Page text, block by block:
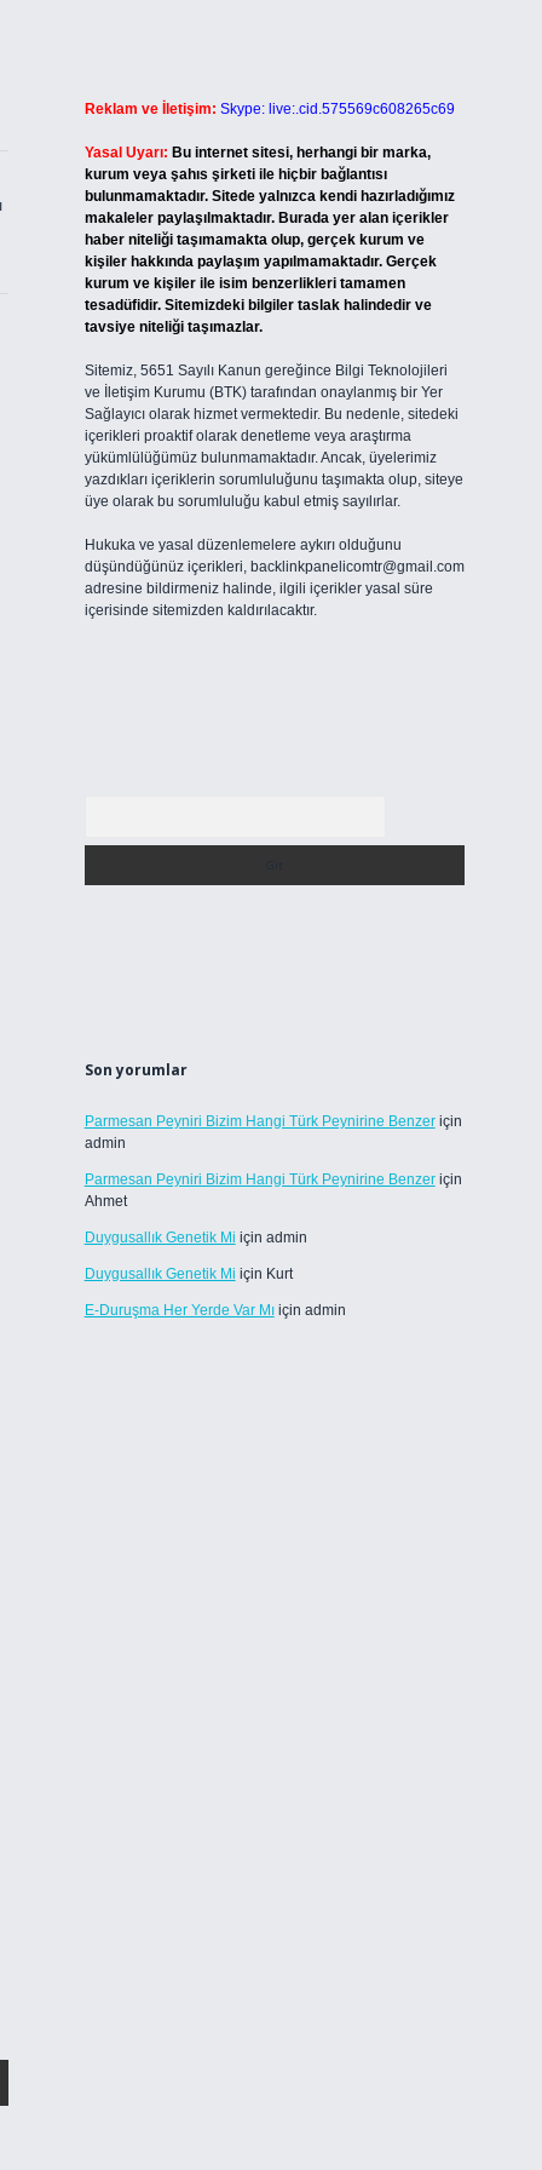
Reklam ve İletişim: Skype: live:.cid.575569c608265c69
Yasal Uyarı: Bu internet sitesi, herhangi bir marka,
kurum veya şahıs şirketi ile hiçbir bağlantısı
bulunmamaktadır. Sitede yalnızca kendi hazırladığımız
makaleler paylaşılmaktadır. Burada yer alan içerikler
haber niteliği taşımamakta olup, gerçek kurum ve
kişiler hakkında paylaşım yapılmamaktadır. Gerçek
kurum ve kişiler ile isim benzerlikleri tamamen
tesadüfidir. Sitemizdeki bilgiler taslak halindedir ve
tavsiye niteliği taşımazlar.
Sitemiz, 5651 Sayılı Kanun gereğince Bilgi Teknolojileri
ve İletişim Kurumu (BTK) tarafından onaylanmış bir Yer
Sağlayıcı olarak hizmet vermektedir. Bu nedenle, sitedeki
içerikleri proaktif olarak denetleme veya araştırma
yükümlülüğümüz bulunmamaktadır. Ancak, üyelerimiz
yazdıkları içeriklerin sorumluluğunu taşımakta olup, siteye
üye olarak bu sorumluluğu kabul etmiş sayılırlar.
Hukuka ve yasal düzenlemelere aykırı olduğunu
düşündüğünüz içerikleri, backlinkpanelicomtr@gmail.com
adresine bildirmeniz halinde, ilgili içerikler yasal süre
içerisinde sitemizden kaldırılacaktır.
Son yorumlar
Parmesan Peyniri Bizim Hangi Türk Peynirine Benzeriçin
admin
Parmesan Peyniri Bizim Hangi Türk Peynirine Benzeriçin
Ahmet
Duygusallık Genetik Mi için admin
Duygusallık Genetik Mi için Kurt
E-Duruşma Her Yerde Var Mıiçin admin